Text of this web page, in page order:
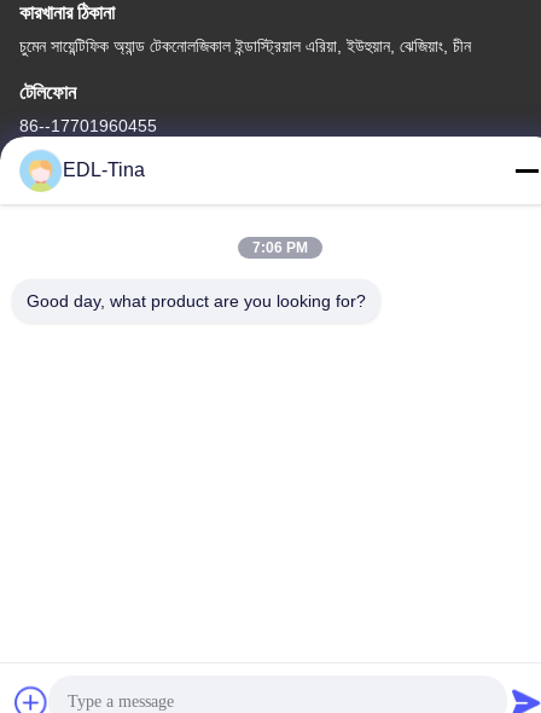
কারখানার ঠিকানা
চুমেন সায়েন্টিফিক অ্যান্ড টেকনোলজিকাল ইন্ডাস্ট্রিয়াল এরিয়া, ইউহুয়ান, ঝেজিয়াং, চীন
টেলিফোন
86--17701960455
EDL Casters Co.,Ltd. সমস্ত অধিকার সংরক্ষিত।
EDL-Tina
7:06 PM
Good day, what product are you looking for?